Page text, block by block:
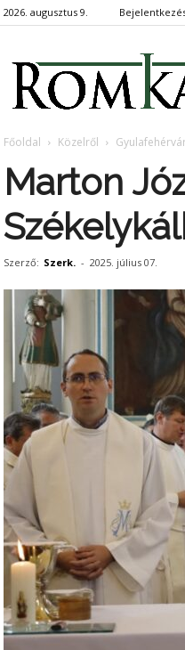
2026. augusztus 9.
Főoldal Közelről
Marton
Szerző: Szerk. - 2025. július 07.